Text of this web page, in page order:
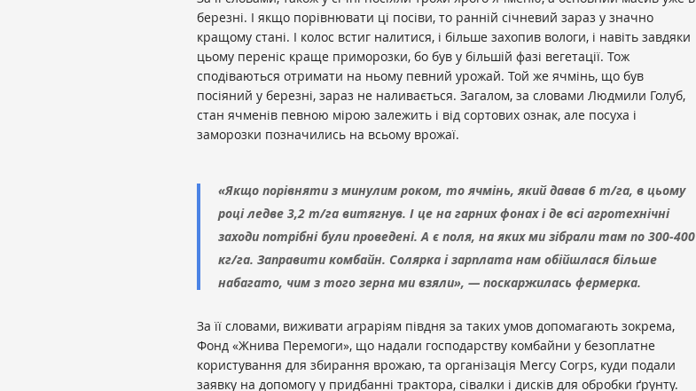
березні. І якщо порівнювати ці посіви, то ранній січневий зараз у значно
кращому стані. І колос встиг налитися, і більше захопив вологи, і навіть завдяки
цьому переніс краще приморозки, бо був у більшій фазі вегетації. Тож
сподіваються отримати на ньому певний урожай. Той же ячмінь, що був
посіяний у березні, зараз не наливається. Загалом, за словами Людмили Голуб,
стан ячменів певною мірою залежить і від сортових ознак, але посуха і
заморозки позначились на всьому врожаї.
«Якщо порівняти з минулим роком, то ячмінь, який давав 6 т/га, в цьому
році ледве 3,2 т/га витягнув. І це на гарних фонах і де всі агротехнічні
заходи потрібні були проведені. А є поля, на яких ми зібрали там по 300-400
кг/га. Заправити комбайн. Солярка і зарплата нам обійшлася більше
набагато, чим з того зерна ми взяли», — поскаржилась фермерка.
За її словами, виживати аграріям півдня за таких умов допомагають зокрема,
Фонд «Жнива Перемоги», що надали господарству комбайни у безоплатне
користування для збирання врожаю, та організація Mercy Corps, куди подали
заявку на допомогу у придбанні трактора, сівалки і дисків для обробки ґрунту.